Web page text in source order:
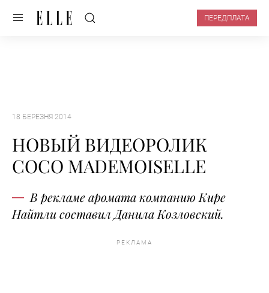
ПЕРЕДПЛАТА
18 БЕРЕЗНЯ 2014
НОВЫЙ ВИДЕОРОЛИК
COCO MADEMOISELLE
В рекламе аромата компанию Кире
Найтли составил Данила Козловский.
РЕКЛАМА